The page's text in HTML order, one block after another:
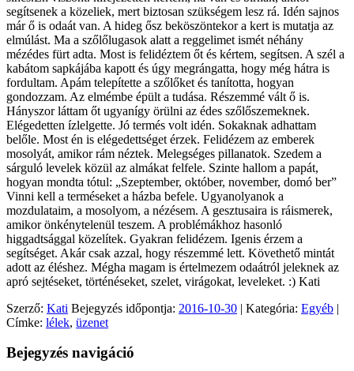
segítsenek a közeliek, mert biztosan szükségem lesz rá. Idén sajnos
már ő is odaát van. A hideg ősz beköszöntekor a kert is mutatja az
elmúlást. Ma a szőlőlugasok alatt a reggelimet ismét néhány
mézédes fürt adta. Most is felidéztem őt és kértem, segítsen. A szél a
kabátom sapkájába kapott és úgy megrángatta, hogy még hátra is
fordultam. Apám telepítette a szőlőket és tanította, hogyan
gondozzam. Az elmémbe épült a tudása. Részemmé vált ő is.
Hányszor láttam őt ugyanígy örülni az édes szőlőszemeknek.
Elégedetten ízlelgette. Jó termés volt idén. Sokaknak adhattam
belőle. Most én is elégedettséget érzek. Felidézem az emberek
mosolyát, amikor rám néztek. Melegséges pillanatok. Szedem a
sárguló levelek közül az almákat felfele. Szinte hallom a papát,
hogyan mondta tótul: „Szeptember, október, november, domó ber”
Vinni kell a terméseket a házba befele. Ugyanolyanok a
mozdulataim, a mosolyom, a nézésem. A gesztusaira is ráismerek,
amikor önkénytelenül teszem. A problémákhoz hasonló
higgadtsággal közelítek. Gyakran felidézem. Igenis érzem a
segítséget. Akár csak azzal, hogy részemmé lett. Követhető mintát
adott az éléshez. Mégha magam is értelmezem odaátról jeleknek az
apró sejtéseket, történéseket, szelet, virágokat, leveleket. :) Kati
Szerző: Kati Bejegyzés időpontja: 2016-10-30 | Kategória: Egyéb |
Címke: lélek, üzenet
Bejegyzés navigáció